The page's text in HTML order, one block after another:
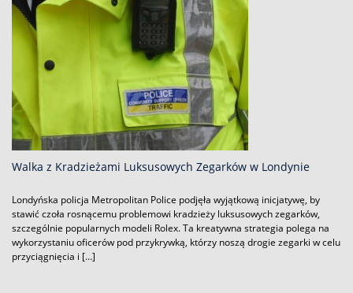
Walka z Kradzieżami Luksusowych Zegarków w Londynie
Londyńska policja Metropolitan Police podjęła wyjątkową inicjatywę, by
stawić czoła rosnącemu problemowi kradzieży luksusowych zegarków,
szczególnie popularnych modeli Rolex. Ta kreatywna strategia polega na
wykorzystaniu oficerów pod przykrywką, którzy noszą drogie zegarki w celu
przyciągnięcia i […]